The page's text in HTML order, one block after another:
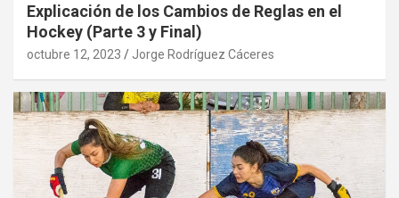
Explicación de los Cambios de Reglas en el
Hockey (Parte 3 y Final)
octubre 12, 2023 Jorge Rodríguez Cáceres